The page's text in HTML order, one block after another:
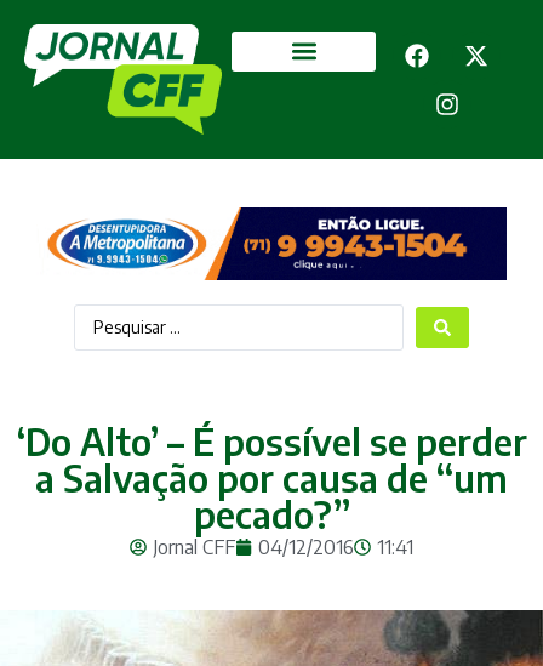
‘Do Alto’ – É possível se perder
a Salvação por causa de “um
pecado?”
Jornal CFF 04/12/2016 11:41